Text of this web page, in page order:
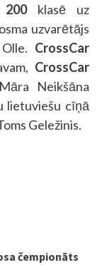
klasē uz
uzvarētājs
CrossCar
CrossCar
Neikšāna
lietuviešu cīņā
Geležinis.
čempionāts